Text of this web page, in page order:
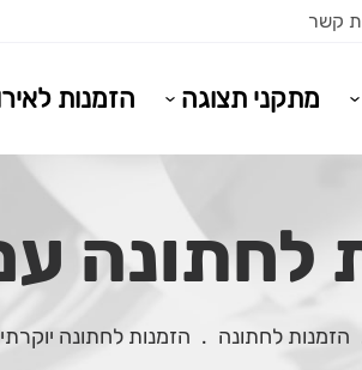
קשר
מתקני תצוגה הזמנות
עם
הזמנות לחתונה . הזמנות לחתונה